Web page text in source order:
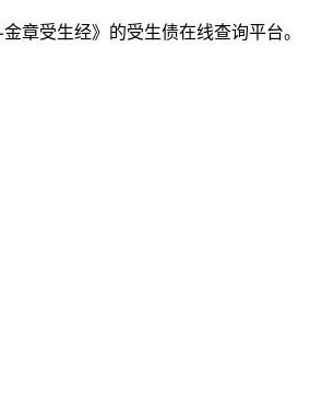
章受生经》的受生债在线查询平台。